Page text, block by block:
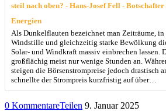
steil nach oben? - Hans-Josef Fell -
Energien
Als Dunkelflauten bezeichnet man Zeiträume,
Windstille und gleichzeitig starke Bewölkung
Solar- und Windkraft massiv einbrechen lassen.
großflächig meist nur wenige Stunden an.
steigen die Börsenstrompreise jedoch drastisch
schnellte der Strompreis kurzfristig auf über…
0 KommentareTeilen 9. Januar 2025